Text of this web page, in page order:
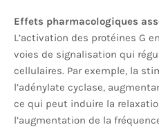
Effets pharmacologiques
L’activation des protéines G
voies de signalisation qui
cellulaires. Par exemple, la
l’adénylate cyclase,
ce qui peut induire la
l’augmentation de la